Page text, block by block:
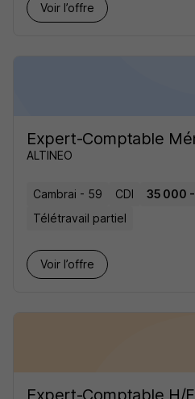
Voir l’offre
Expert-Comptable
ALTINEO
Cambrai - 59 CDI
35 000
Télétravail partiel
Voir l’offre
Expert-Comptable H/F